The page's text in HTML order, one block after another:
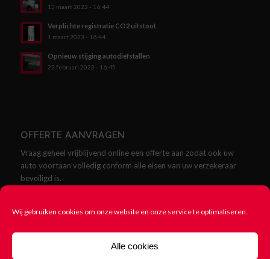
Wij gebruiken cookies om onze website en onze service te optimaliseren.
Alle cookies
13 maart 2023 - 16:44
Verplichte registratie CO2 uitstoot
1 maart 2023 - 16:44
Opnieuw stijging autodiefstallen
22 februari 2023 - 16:45
OFFERTE AANVRAGEN
Vraag geheel vrijblijvend online een offerte aan zodat ook uw
auto voortaan volledig conform alle eisen van uw verzekeraar
beveiligd is.